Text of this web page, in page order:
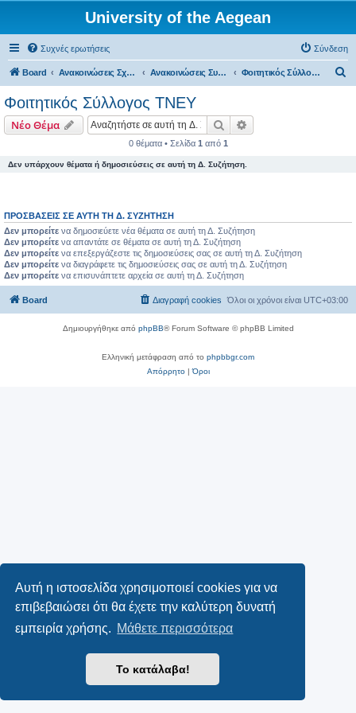
Αυτή η ιστοσελίδα χρησιμοποιεί cookies για να
επιβεβαιώσει ότι θα έχετε την καλύτερη δυνατή
εμπειρία χρήσης. Μάθετε περισσότερα
Το κατάλαβα!
University of the Aegean
Συχνές ερωτήσεις Σύνδεση
Board Ανακοινώσεις Σχολών, Τμημάτων, Συλλόγων & Υπηρεσιών Ανακοινώσεις Συλλόγων Φοιτητικός Σύλλογος ΤΝΕΥ
η
Φοιτητικός Σύλλογος ΤΝΕΥ
Νέο Θέμα Αναζήτηση
0 θέματα • Σελίδα 1 από 1
Δεν υπάρχουν θέματα ή δημοσιεύσεις σε αυτή τη Δ. Συζήτηση.
ΠΡΟΣΒΆΣΕΙΣ ΣΕ ΑΥΤΉ ΤΗ Δ. ΣΥΖΉΤΗΣΗ
Δεν μπορείτε να δημοσιεύετε νέα θέματα σε αυτή τη Δ. Συζήτηση
Δεν μπορείτε να απαντάτε σε θέματα σε αυτή τη Δ. Συζήτηση
Δεν μπορείτε να επεξεργάζεστε τις δημοσιεύσεις σας σε αυτή τη Δ. Συζήτηση
Δεν μπορείτε να διαγράφετε τις δημοσιεύσεις σας σε αυτή τη Δ. Συζήτηση
Δεν μπορείτε να επισυνάπτετε αρχεία σε αυτή τη Δ. Συζήτηση
Board Όλοι οι χρόνοι είναι UTC+03:00
Διαγραφή cookies
Δημιουργήθηκε από phpBB® Forum Software © phpBB Limited
Ελληνική μετάφραση από το phpbbgr.com
Απόρρητο|Όροι